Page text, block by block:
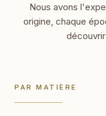
Nous avons
origine, chaque
PAR MATIÈRE